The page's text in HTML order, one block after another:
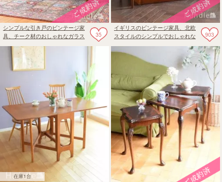
35
シンプルな引き戸のビンテージ家
具、チーク材のおしゃれなガラス
903
イギリスのビンテージ家具、北欧
スタイルのシンプルでおしゃれな
在庫1台